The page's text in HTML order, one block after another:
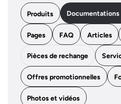
Produits
Pages FAQ Articles
Pièces de rechange
Offres promotionnelles
Photos et vidéos